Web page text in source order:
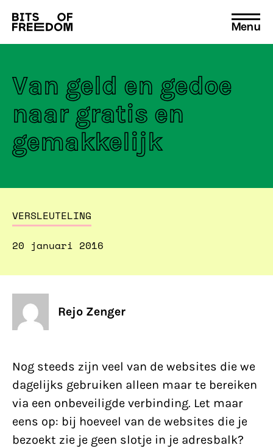
Search
for:
Menu
Van geld en gedoe
naar gratis en
gemakkelijk
VERSLEUTELING
20 januari 2016
Rejo Zenger
Nog steeds zijn veel van de websites die we
dagelijks gebruiken alleen maar te bereiken
via een onbeveiligde verbinding. Let maar
eens op: bij hoeveel van de websites die je
bezoekt zie je geen slotje in je adresbalk?